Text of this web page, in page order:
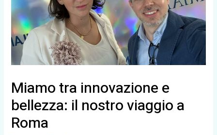
Miamo tra innovazione e
bellezza: il nostro viaggio a
Roma